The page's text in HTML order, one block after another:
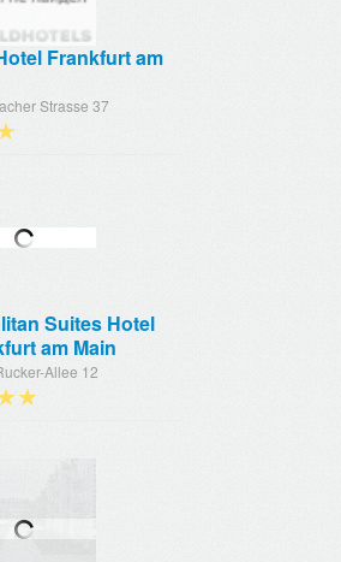
Frankfurt am
Strasse 37
Suites Hotel
am Main
Allee 12